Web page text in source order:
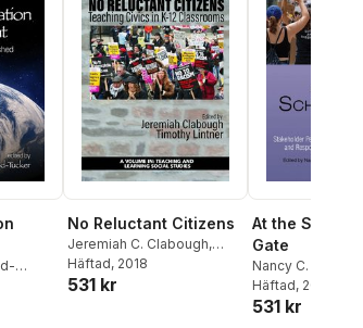
No Reluctant Citizens
Jeremiah C. Clabough,
Timothy Lintner
Häftad, 2018
531 kr
At the
Gate
Nancy C.
Prentice T.
Häftad, 2022
531 kr